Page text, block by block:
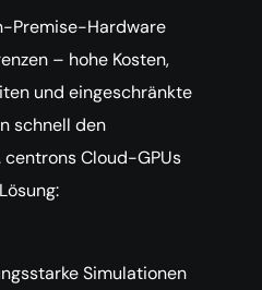
Premise-Hardware
– hohe Kosten,
und eingeschränkte
schnell den
Cloud-GPUs
Simulationen